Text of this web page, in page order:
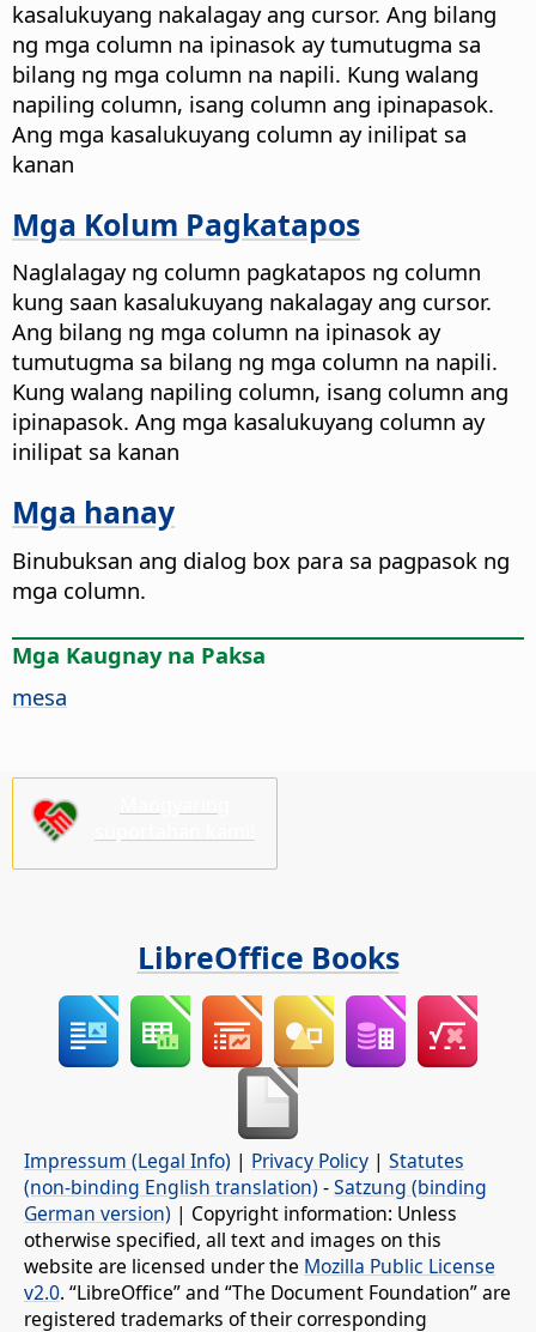
kasalukuyang nakalagay ang cursor. Ang bilang
ng mga column na ipinasok ay tumutugma sa
bilang ng mga column na napili. Kung walang
napiling column, isang column ang ipinapasok.
Ang mga kasalukuyang column ay inilipat sa
kanan
Mga Kolum Pagkatapos
Naglalagay ng column pagkatapos ng column
kung saan kasalukuyang nakalagay ang cursor.
Ang bilang ng mga column na ipinasok ay
tumutugma sa bilang ng mga column na napili.
Kung walang napiling column, isang column ang
ipinapasok. Ang mga kasalukuyang column ay
inilipat sa kanan
Mga hanay
Binubuksan ang dialog box para sa pagpasok ng
mga column.
Mga Kaugnay na Paksa
mesa
LibreOffice Books
Impressum (Legal Info) | Privacy Policy | Statutes
(non-binding English translation) -Satzung (binding
German version) | Copyright information: Unless
otherwise specified, all text and images on this
website are licensed under the Mozilla Public License
v2.0. “LibreOffice” and “The Document Foundation” are
registered trademarks of their corresponding